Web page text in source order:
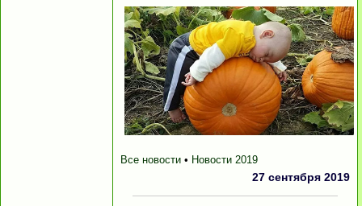
Все новости • Новости 2019
27 сентября 2019